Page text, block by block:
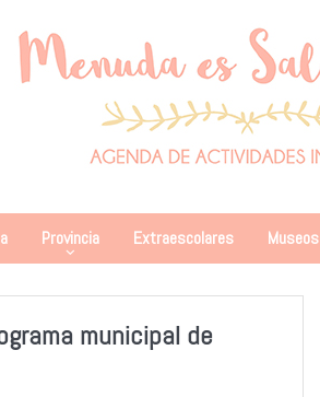
Provincia Extraescolares Museos
municipal de